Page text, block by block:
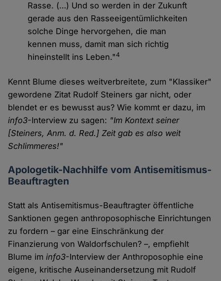
Rasse. (…) Und so werden in der Zukunft
gerade aus den Rasseeigentümlichkeiten
solche Dinge hervorgehen, die man
kennen muss, damit man sich richtig
hineinstellt ins Leben."4
Kennt Blume dieses weitverbreitete, zum "Klassiker"
gewordene Zitat Rudolf Steiners gar nicht, oder
blendet er es bewusst aus? Wie kommt er dazu, im
info3-Interview zu sagen: "Im Kontext seiner
[Steiners, Anm. d. Red.] Zeit gab es also weit
Schlimmeres!"
Apologetik-Nachhilfe vom Antisemitismus-
Beauftragten
Statt als Antisemitismus-Beauftragter öffentliche
Sanktionen gegen anthroposophische Einrichtungen
zu fordern – gar eine Einschränkung der
Finanzierung von Waldorfschulen? –, empfiehlt
Blume iminfo3-Interview der Anthroposophie eine
eigene, kritische Auseinandersetzung mit Rudolf